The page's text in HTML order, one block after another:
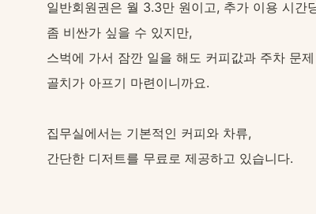
일반회원권은 월 3.3만 원이고, 추가 이용 시간
좀 비싼가 싶을 수 있지만,
스벅에 가서 잠깐 일을 해도 커피값과 주차 문
골치가 아프기 마련이니까요.
집무실에서는 기본적인 커피와 차류,
간단한 디저트를 무료로 제공하고 있습니다.